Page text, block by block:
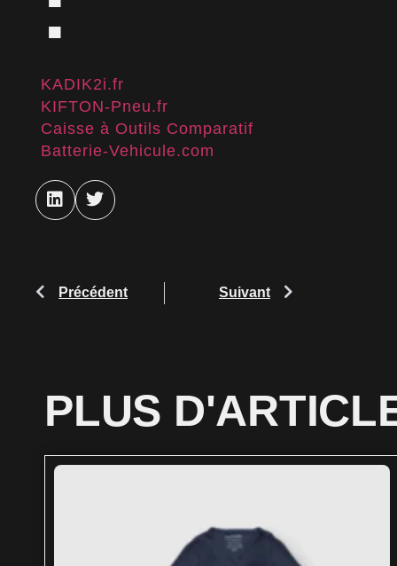
KADIK2i.fr
KIFTON-Pneu.fr
Caisse à Outils Comparatif
Batterie-Vehicule.com
Précédent Suivant
PLUS